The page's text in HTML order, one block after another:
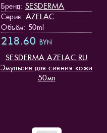
Бренд: SESDERMA
Серия: AZELAC
Объём: 50ml
218.60 BYN
SESDERMA AZELAC RU
Эмульсия для сияния кожи
50мл